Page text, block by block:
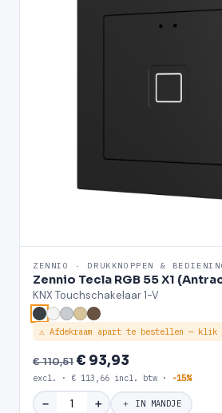
ZENNIO · DRUKKNOPPEN &
Zennio Tecla RGB 55 X1
KNX Touchschakelaar 1-V
⚠ Afdekraam apart te bestellen — klik
€ 110,51€ 93,93
excl. · € 113,66 incl. btw · -15%
− ＋ ＋ IN MANDJE